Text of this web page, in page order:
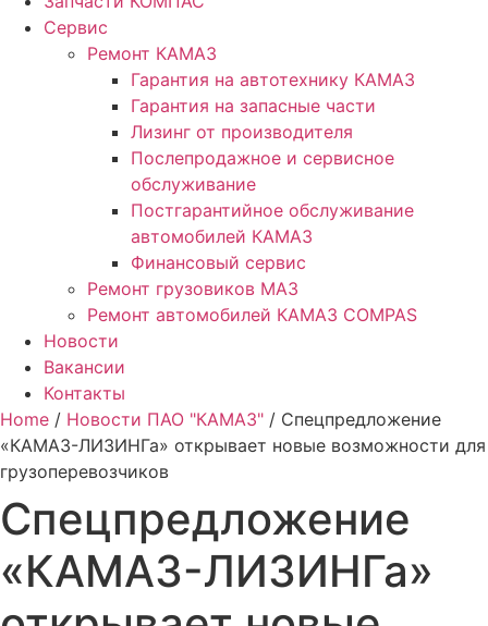
Сервис
Ремонт КАМАЗ
Гарантия на автотехнику КАМАЗ
Гарантия на запасные части
Лизинг от производителя
Послепродажное и сервисное
обслуживание
Постгарантийное обслуживание
автомобилей КАМАЗ
Финансовый сервис
Ремонт грузовиков МАЗ
Ремонт автомобилей КАМАЗ COMPAS
Новости
Вакансии
Контакты
Home / Новости ПАО "КАМАЗ" / Спецпредложение
«КАМАЗ-ЛИЗИНГа» открывает новые возможности для
грузоперевозчиков
Спецпредложение
«КАМАЗ-ЛИЗИНГа»